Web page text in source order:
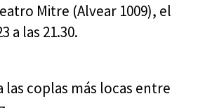
Mitre (Alvear 1009), el
a las 21.30.
las coplas más locas entre